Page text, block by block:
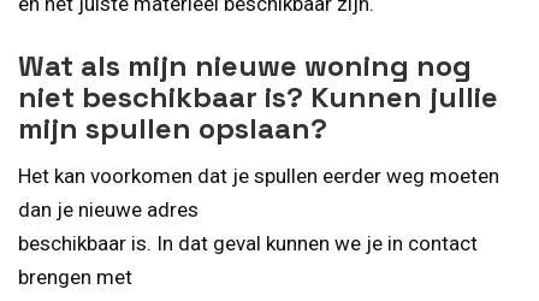
Wat als mijn nieuwe woning nog
niet beschikbaar is? Kunnen jullie
mijn spullen opslaan?
Het kan voorkomen dat je spullen eerder weg moeten
dan je nieuwe adres
beschikbaar is. In dat geval kunnen we je in contact
brengen met